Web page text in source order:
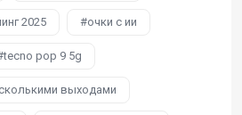
2025 очки с ии
tecno pop 9 5g
выходами